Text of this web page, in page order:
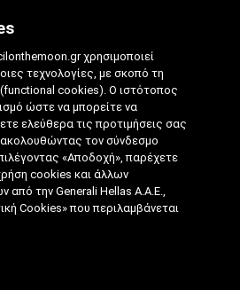
ΓΥΜΝΑΣΤΙΚΉ ΠΟΥ ΣΟΥ
ΝΑ ΑΣΚΗΘΕΊΣ
|5 ΛΕΠΤΑ ΑΝΑΓΝΩΣΗΣ|
ΓΟΡΑΝΊΤΗΣ
χρησιμοποιεί
τεχνολογίες, με σκοπό τη
cookies). Ο ιστότοπος
ώστε να μπορείτε να
ελεύθερα τις προτιμήσεις σας
τον σύνδεσμο
«Αποδοχή», παρέχετε
cookies και άλλων
από την Generali Hellas A.A.E.,
Cookies» που περιλαμβάνεται